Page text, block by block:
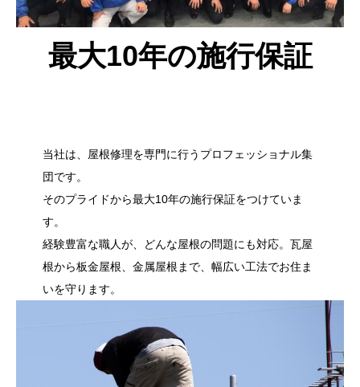
最大10年の施行保証
当社は、屋根修理を専門に行うプロフェッショナル集
団です。
そのプライドから最大10年の施行保証をつけていま
す。
経験豊富な職人が、どんな屋根の問題にも対応。瓦屋
根から板金屋根、金属屋根まで、幅広い工法でお住ま
いを守ります。